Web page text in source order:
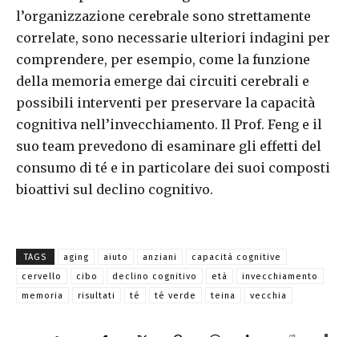
l’organizzazione cerebrale sono strettamente
correlate, sono necessarie ulteriori indagini per
comprendere, per esempio, come la funzione
della memoria emerge dai circuiti cerebrali e
possibili interventi per preservare la capacità
cognitiva nell’invecchiamento. Il Prof. Feng e il
suo team prevedono di esaminare gli effetti del
consumo di té e in particolare dei suoi composti
bioattivi sul declino cognitivo.
TAGS aging aiuto anziani
capacità cognitive
cervello
cibo declino cognitivo età
invecchiamento
memoria
risultati té té verde teina vecchia